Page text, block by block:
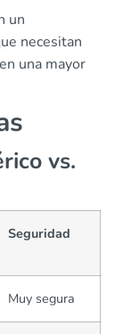
un
necesitan
una mayor
vs.
Seguridad
Muy segura